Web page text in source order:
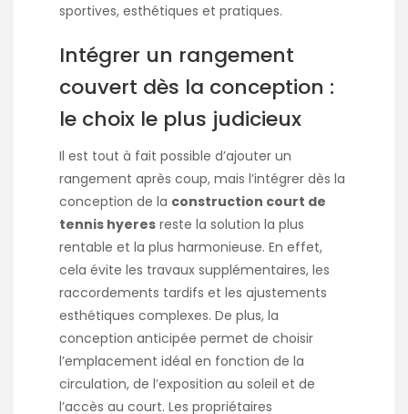
sportives, esthétiques et pratiques.
Intégrer un rangement
couvert dès la conception :
le choix le plus judicieux
Il est tout à fait possible d’ajouter un
rangement après coup, mais l’intégrer dès la
conception de la construction court de
tennis hyeres reste la solution la plus
rentable et la plus harmonieuse. En effet,
cela évite les travaux supplémentaires, les
raccordements tardifs et les ajustements
esthétiques complexes. De plus, la
conception anticipée permet de choisir
l’emplacement idéal en fonction de la
circulation, de l’exposition au soleil et de
l’accès au court. Les propriétaires